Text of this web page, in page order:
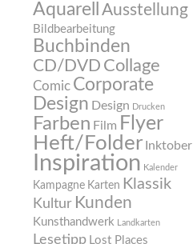
Aquarell
Ausstellung
Bildbearbeitung
Buchbinden
CD/DVD Collage
Comic Corporate
Design Design Drucken
Farben Film Flyer
Heft/Folder Inktober
Inspiration Kalender
Kampagne Karten Klassik
Kultur Kunden
Kunsthandwerk Landkarten
Lesetipp Lost Places